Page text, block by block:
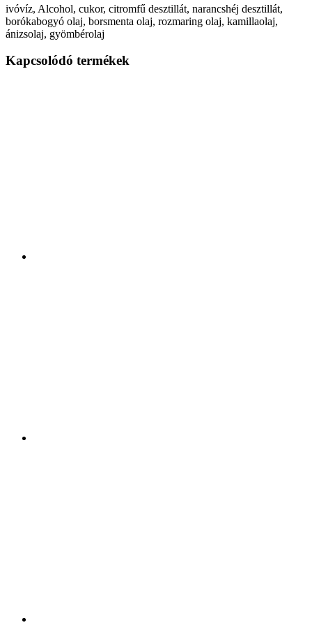
ivóvíz, Alcohol, cukor, citromfű desztillát, narancshéj desztillát,
borókabogyó olaj, borsmenta olaj, rozmaring olaj, kamillaolaj,
ánizsolaj, gyömbérolaj
Kapcsolódó termékek